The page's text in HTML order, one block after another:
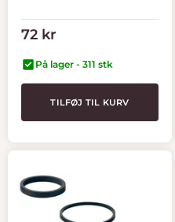
Tilbudspris
72 kr
På lager - 311 stk
TILFØJ TIL KURV